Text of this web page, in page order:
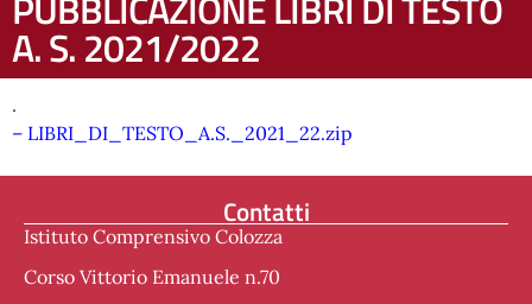
A. S. 2021/2022
.
– LIBRI_DI_TESTO_A.S._2021_22.zip
Contatti
Istituto Comprensivo Colozza
Corso Vittorio Emanuele n.70